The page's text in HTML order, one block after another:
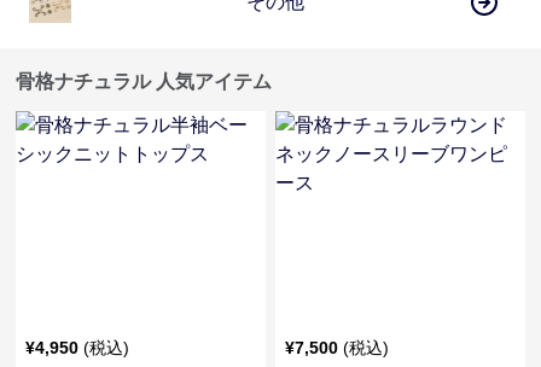
骨格ナチュラル 人気アイテム
¥4,950 (税込) ¥7,500 (税込)